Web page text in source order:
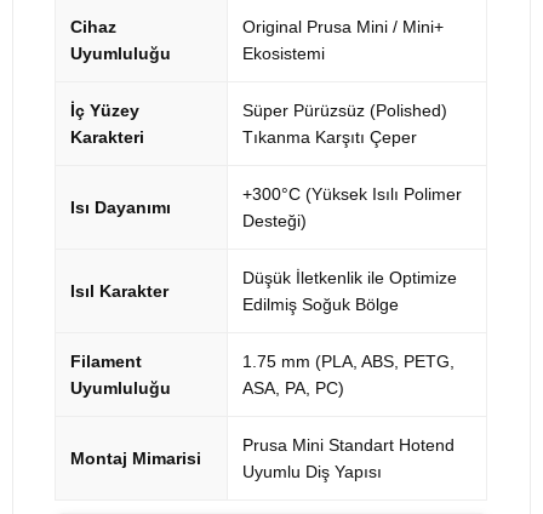
Cihaz
Uyumluluğu
Original Prusa Mini / Mini+
Ekosistemi
İç Yüzey
Karakteri
Süper Pürüzsüz (Polished)
Tıkanma Karşıtı Çeper
Isı Dayanımı
+300°C (Yüksek Isılı Polimer
Desteği)
Isıl Karakter
Düşük İletkenlik ile Optimize
Edilmiş Soğuk Bölge
Filament
Uyumluluğu
1.75 mm (PLA, ABS, PETG,
ASA, PA, PC)
Montaj Mimarisi
Prusa Mini Standart Hotend
Uyumlu Diş Yapısı